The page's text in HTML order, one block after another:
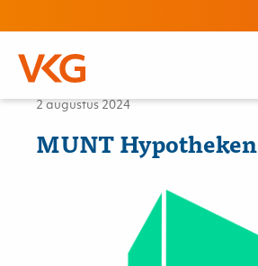
Nieuws
2 augustus 2024
MUNT Hypotheken